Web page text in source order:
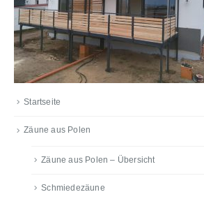
Startseite
Zäune aus Polen
Zäune aus Polen – Übersicht
Schmiedezäune